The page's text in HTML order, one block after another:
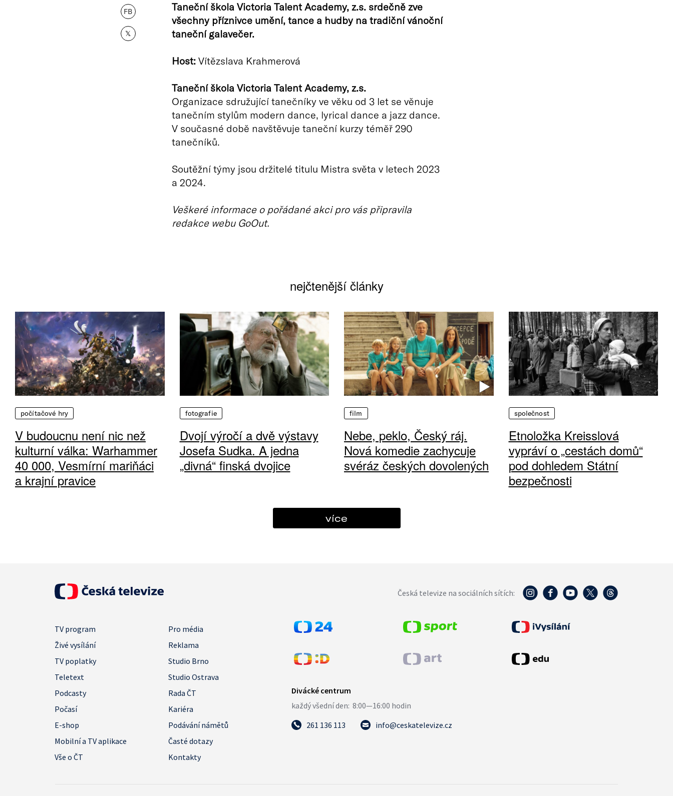
FB
𝕏
Taneční škola Victoria Talent Academy, z.s. srdečně zve
všechny příznivce umění, tance a hudby na tradiční vánoční
taneční galavečer.
Host:Vítězslava Krahmerová
Taneční škola Victoria Talent Academy, z.s.
Organizace sdružující tanečníky ve věku od 3 let se věnuje
tanečním stylům modern dance, lyrical dance a jazz dance.
V současné době navštěvuje taneční kurzy téměř 290
tanečníků.
Soutěžní týmy jsou držitelé titulu Mistra světa v letech 2023
a 2024.
Veškeré informace o pořádané akci pro vás připravila
redakce webu GoOut.
nejčtenější články
počítačové hry
V budoucnu není nic než
kulturní válka: Warhammer
40 000, Vesmírní mariňáci
a krajní pravice
fotografie
Dvojí výročí a dvě výstavy
Josefa Sudka. A jedna
„divná“ finská dvojice
film
Nebe, peklo, Český ráj.
Nová komedie zachycuje
svéráz českých dovolených
společnost
Etnoložka Kreisslová
vypráví o „cestách domů“
pod dohledem Státní
bezpečnosti
více
Česká televize na sociálních sítích:
TV program
Pro média
Živé vysílání
Reklama
TV poplatky
Studio Brno
Teletext
Studio Ostrava
Podcasty
Rada ČT
Počasí
Kariéra
E-shop
Podávání námětů
Mobilní a TV aplikace
Časté dotazy
Vše o ČT
Kontakty
261 136 113 info@ceskatelevize.cz